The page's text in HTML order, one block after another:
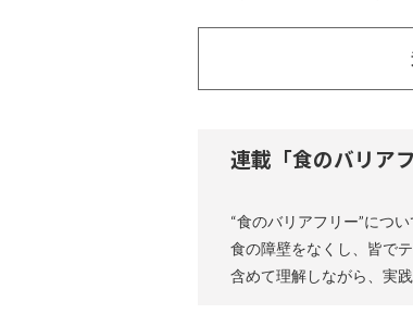
連載「食のバリア
“食のバリアフリー”につ
食の障壁をなくし、皆で
含めて理解しながら、実